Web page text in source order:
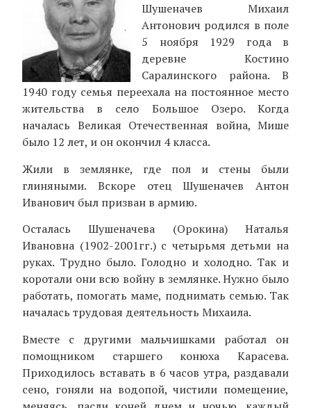
Шушеначев Михаил
Антонович родился в поле
5 ноября 1929 года в
деревне Костино
Саралинского района. В
1940 году семья переехала на постоянное место
жительства в село Большое Озеро. Когда
началась Великая Отечественная война, Мише
было 12 лет, и он окончил 4 класса.
Жили в землянке, где пол и стены были
глиняными. Вскоре отец Шушеначев Антон
Иванович был призван в армию.
Осталась Шушеначева (Орокина) Наталья
Ивановна (1902-2001гг.) с четырьмя детьми на
руках. Трудно было. Голодно и холодно. Так и
коротали они всю войну в землянке. Нужно было
работать, помогать маме, поднимать семью. Так
началась трудовая деятельность Михаила.
Вместе с другими мальчишками работал он
помощником старшего конюха Карасева.
Приходилось вставать в 6 часов утра, раздавали
сено, гоняли на водопой, чистили помещение,